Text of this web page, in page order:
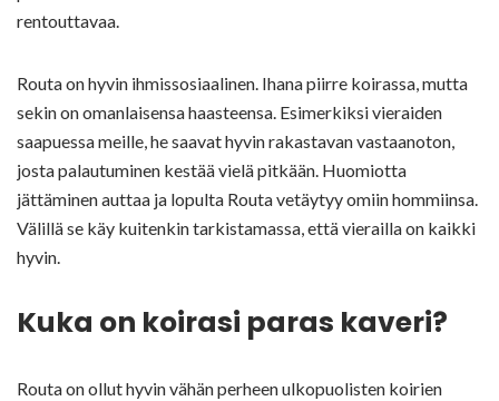
rentouttavaa.
Routa on hyvin ihmissosiaalinen. Ihana piirre koirassa, mutta
sekin on omanlaisensa haasteensa. Esimerkiksi vieraiden
saapuessa meille, he saavat hyvin rakastavan vastaanoton,
josta palautuminen kestää vielä pitkään. Huomiotta
jättäminen auttaa ja lopulta Routa vetäytyy omiin hommiinsa.
Välillä se käy kuitenkin tarkistamassa, että vierailla on kaikki
hyvin.
Kuka on koirasi paras kaveri?
Routa on ollut hyvin vähän perheen ulkopuolisten koirien